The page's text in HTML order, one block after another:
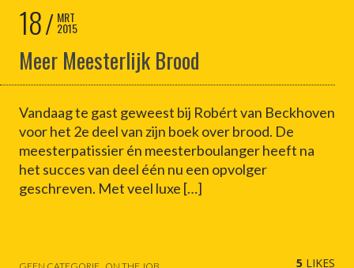
18 MRT
2015
Meer Meesterlijk Brood
Vandaag te gast geweest bij Robért van Beckhoven
voor het 2e deel van zijn boek over brood. De
meesterpatissier én meesterboulanger heeft na
het succes van deel één nu een opvolger
geschreven. Met veel luxe […]
5 LIKES